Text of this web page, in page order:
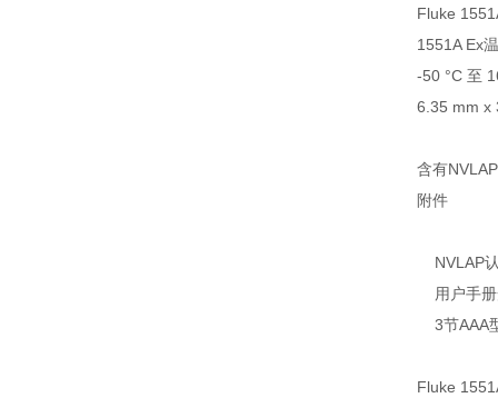
Fluke
1551A Ex
-50 °C 至
6.35 mm x
含有
附件
NVLAP
用户手册
3节AAA
Fluke